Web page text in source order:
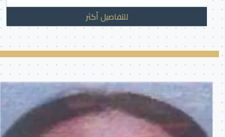
للتفاصيل أكثر